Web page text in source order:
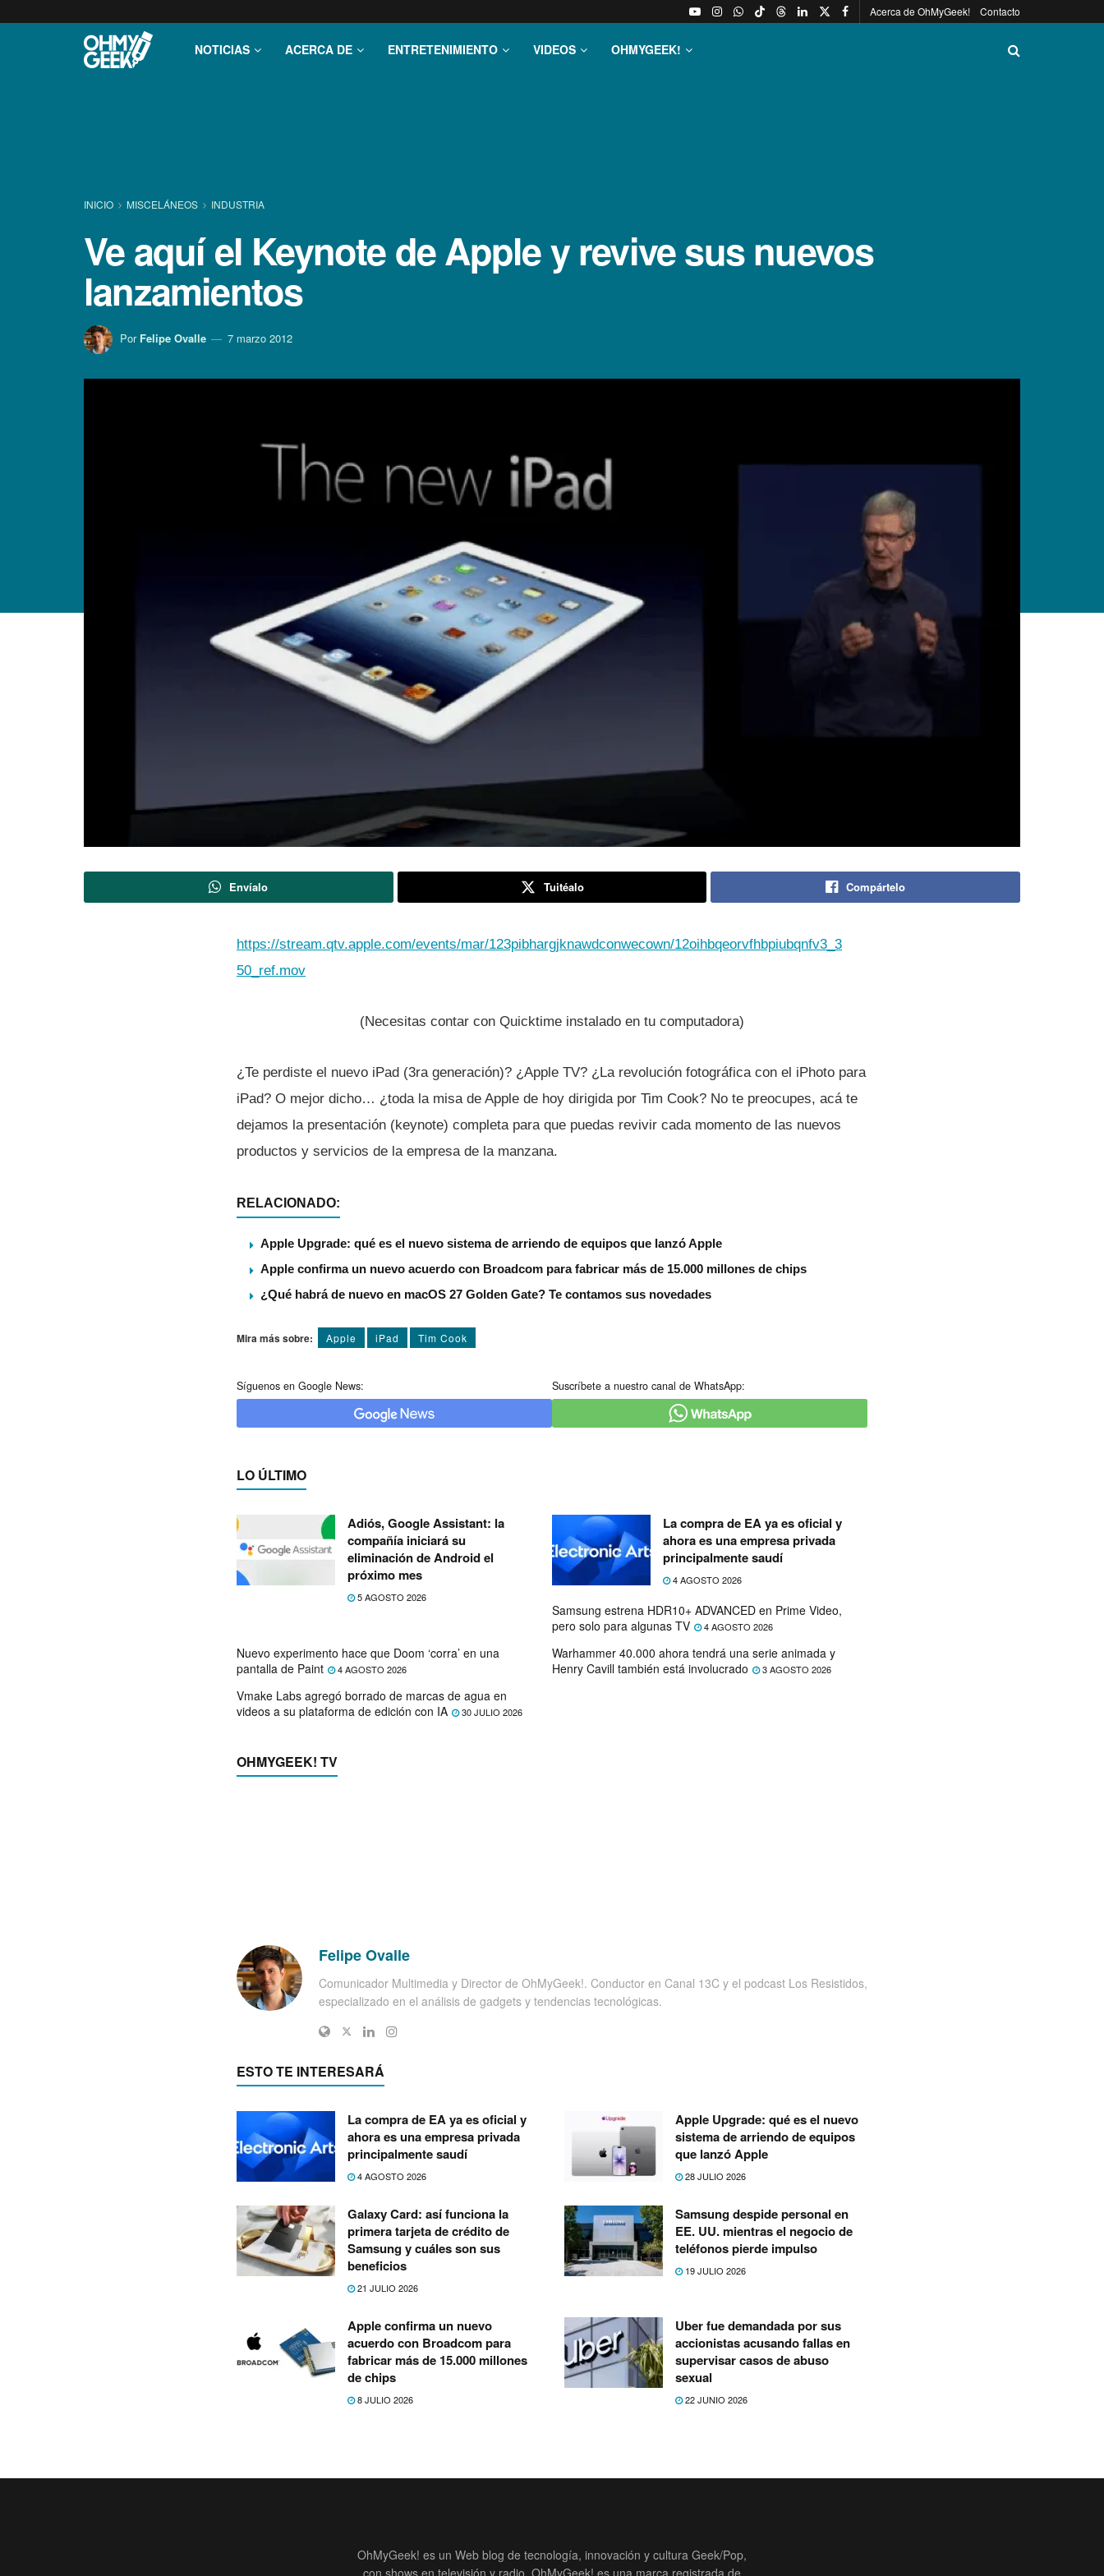
Acerca de OhMyGeek! Contacto
NOTICIAS ACERCA DE ENTRETENIMIENTO VIDEOS OHMYGEEK!
INICIO MISCELÁNEOS INDUSTRIA
Ve aquí­ el Keynote de Apple y revive sus nuevos
lanzamientos
Por Felipe Ovalle 7 marzo 2012
Envíalo Tuitéalo Compártelo
https://stream.qtv.apple.com/events/mar/123pibhargjknawdconwecown/12oihbqeorvfhbpiubqnfv3_3
50_ref.mov
(Necesitas contar con Quicktime instalado en tu computadora)
¿Te perdiste el nuevo iPad (3ra generación)? ¿Apple TV? ¿La revolución fotográfica con el iPhoto para
iPad? O mejor dicho… ¿toda la misa de Apple de hoy dirigida por Tim Cook? No te preocupes, acá te
dejamos la presentación (keynote) completa para que puedas revivir cada momento de las nuevos
productos y servicios de la empresa de la manzana.
RELACIONADO:
Apple Upgrade: qué es el nuevo sistema de arriendo de equipos que lanzó Apple
Apple confirma un nuevo acuerdo con Broadcom para fabricar más de 15.000 millones de chips
¿Qué habrá de nuevo en macOS 27 Golden Gate? Te contamos sus novedades
Mira más sobre: Apple iPad Tim Cook
Síguenos en Google News: Suscríbete a nuestro canal de WhatsApp:
LO ÚLTIMO
Adiós, Google Assistant: la
compañía iniciará su
eliminación de Android el
próximo mes
5 AGOSTO 2026
La compra de EA ya es oficial y
ahora es una empresa privada
principalmente saudí
4 AGOSTO 2026
Samsung estrena HDR10+ ADVANCED en Prime Video,
pero solo para algunas TV
4 AGOSTO 2026
Nuevo experimento hace que Doom ‘corra’ en una
pantalla de Paint
4 AGOSTO 2026
Warhammer 40.000 ahora tendrá una serie animada y
Henry Cavill también está involucrado
3 AGOSTO 2026
Vmake Labs agregó borrado de marcas de agua en
videos a su plataforma de edición con IA
30 JULIO 2026
OHMYGEEK! TV
Felipe Ovalle
Comunicador Multimedia y Director de OhMyGeek!. Conductor en Canal 13C y el podcast Los Resistidos,
especializado en el análisis de gadgets y tendencias tecnológicas.
ESTO TE INTERESARÁ
La compra de EA ya es oficial y
ahora es una empresa privada
principalmente saudí
4 AGOSTO 2026
Apple Upgrade: qué es el nuevo
sistema de arriendo de equipos
que lanzó Apple
28 JULIO 2026
Galaxy Card: así funciona la
primera tarjeta de crédito de
Samsung y cuáles son sus
beneficios
21 JULIO 2026
Samsung despide personal en
EE. UU. mientras el negocio de
teléfonos pierde impulso
19 JULIO 2026
Apple confirma un nuevo
acuerdo con Broadcom para
fabricar más de 15.000 millones
de chips
8 JULIO 2026
Uber fue demandada por sus
accionistas acusando fallas en
supervisar casos de abuso
sexual
22 JUNIO 2026
OhMyGeek! es un Web blog de tecnología, innovación y cultura Geek/Pop,